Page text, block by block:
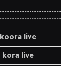
koora live
kora live